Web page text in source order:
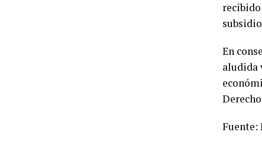
recibido
En
aludida
Fuente: